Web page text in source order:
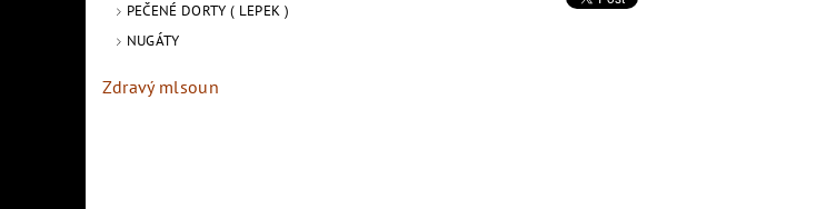
PEČENÉ DORTY ( LEPEK )
NUGÁTY
Zdravý mlsoun